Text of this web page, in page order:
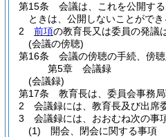
第15条
会議は、これを公開する
ときは、公開しないことができ
2
前項の教育長又は委員の発議
(会議の傍聴)
第16条
会議の傍聴の手続、傍
第5章
会議録
(会議録)
第17条
教育長は、委員会事務
2
会議録には、教育長及び出席
3
会議録には、おおむね次の事
(1)
開会、閉会に関する事項